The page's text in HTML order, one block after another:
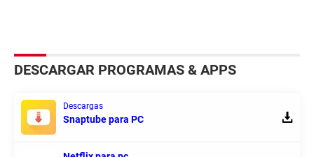
DESCARGAR PROGRAMAS & APPS
Descargas
Snaptube para PC